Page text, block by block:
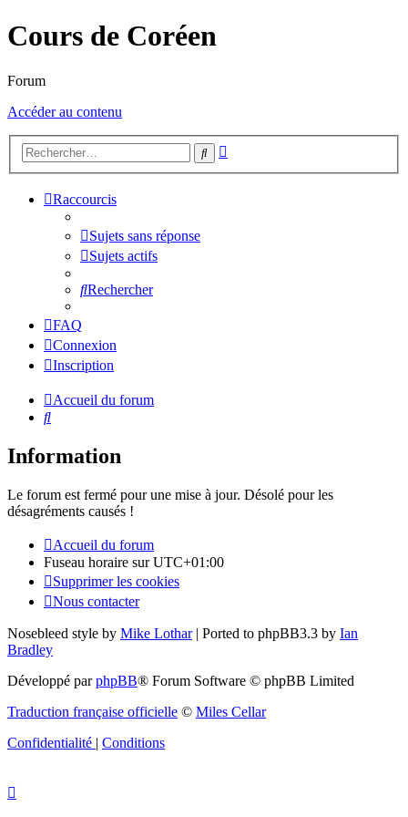
Cours de Coréen
Forum
Accéder au contenu
Rechercher
Raccourcis
Sujets sans réponse
Sujets actifs
Rechercher
FAQ
Connexion
Inscription
Accueil du forum
Rechercher
Information
Le forum est fermé pour une mise à jour. Désolé pour les
désagréments causés !
Accueil du forum
Fuseau horaire surUTC+01:00
Supprimer les cookies
Nous contacter
Nosebleed style by Mike Lothar| Ported to phpBB3.3 by Ian
Bradley
Développé parphpBB® Forum Software © phpBB Limited
Traduction française officielle © Miles Cellar
Confidentialité | Conditions